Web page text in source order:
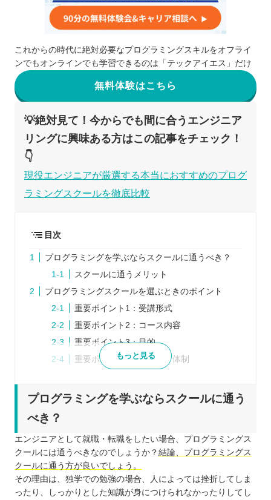
これからの時代に絶対必要なプログラミングスキルをオフライ
ンでもオンラインでも学習できるのは「テックアイエス」だけ
無料体験はこちら
💡絶対見て！今からでも間に合うエンジニア
リングに興味ある方はこの記事をチェック！
👇
現役エンジニアが厳選する本当におすすめのプログ
ラミングスクールを徹底比較
目次
プログラミングを学ぶならスクールに通うべき？
スクールに通うメリット
プログラミングスクールを選ぶときのポイント
重要ポイント1：受講形式
重要ポイント2：コース内容
重要ポイント3：目的
重要ポイント4：サポート体制
重要ポイント6：教育訓練給付金制度
広島で就職・転職におすすめのプログラミングスク
ール
TECH I.S.
DMM WEBCAMP
もっと見る
プログラミングを学ぶならスクールに通う
べき？
エンジニアとして就職・転職をしたい場合、プログラミングス
クールには通うべきなのでしょうか？ 結論、プログラミングス
クールに通う方が良いでしょう。
その理由は、独学での勉強の場合、人によっては挫折してしま
ったり、しっかりとした知識が身につけられなかったりしてし